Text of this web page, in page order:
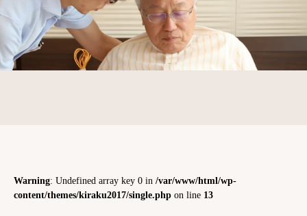
Warning: Undefined array key 0 in /var/www/html/wp-
content/themes/kiraku2017/single.php on line 13